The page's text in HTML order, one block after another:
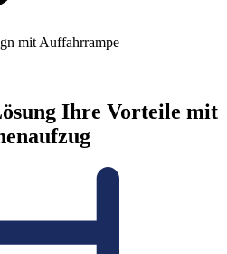
mit Auffahrrampe
Ihre Vorteile mit